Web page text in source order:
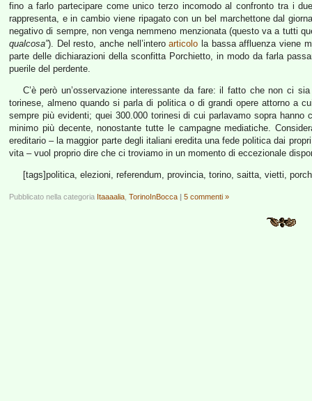
fino a farlo partecipare come unico terzo incomodo al confronto tra i
rappresenta, e in cambio viene ripagato con un bel marchettone dal
negativo di sempre, non venga nemmeno menzionata (questo va a tutti
qualcosa”). Del resto, anche nell’interoarticolo la bassa affluenza viene
parte delle dichiarazioni della sconfitta Porchietto, in modo da farla
puerile del perdente.
C’è però un’osservazione interessante da fare: il fatto che non ci
torinese, almeno quando si parla di politica o di grandi opere attorno a
sempre più evidenti; quei 300.000 torinesi di cui parlavamo sopra
minimo più decente, nonostante tutte le campagne mediatiche.
ereditario – la maggior parte degli italiani eredita una fede politica dai
vita – vuol proprio dire che ci troviamo in un momento di eccezionale
[tags]politica, elezioni, referendum, provincia, torino, saitta, vietti,
Pubblicato nella categoria Itaaaalia TorinoInBocca | 5 commenti »